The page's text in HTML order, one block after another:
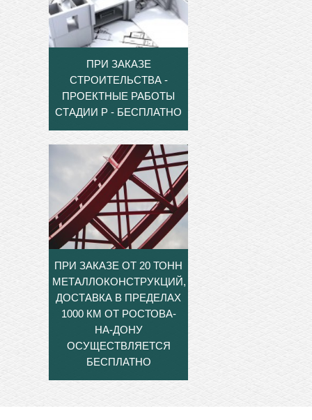
ПРИ ЗАКАЗЕ
СТРОИТЕЛЬСТВА -
ПРОЕКТНЫЕ РАБОТЫ
СТАДИИ Р - БЕСПЛАТНО
ПРИ ЗАКАЗЕ ОТ 20 ТОНН
МЕТАЛЛОКОНСТРУКЦИЙ,
ДОСТАВКА В ПРЕДЕЛАХ
1000 КМ ОТ РОСТОВА-
НА-ДОНУ
ОСУЩЕСТВЛЯЕТСЯ
БЕСПЛАТНО